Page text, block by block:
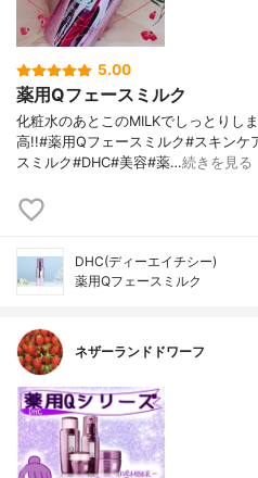
5.00
薬用Qフェースミルク
化粧水のあとこのMILKでしっとりし
高!!#薬用Qフェースミルク#スキンケ
スミルク#DHC#美容#薬…続きを見る
DHC(ディーエイチシー)
薬用Qフェースミルク
ネザーランドドワーフ